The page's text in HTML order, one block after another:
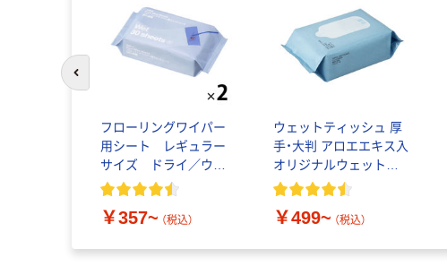
フローリングワイパー
用シート レギュラー
サイズ ドライ／ウェ
ット アスクル オリジ
￥357~ （税込）
ウェットティッシュ 厚
手・大判 アロエエキス入
オリジナルウェットタ
オル アスクルオリジナ
￥499~ （税込）